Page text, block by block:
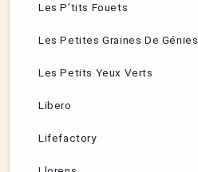
Les P’tits Fouets
Les Petites Graines De Génies
Les Petits Yeux Verts
Libero
Lifefactory